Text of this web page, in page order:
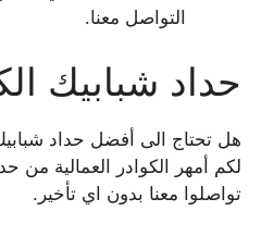
التواصل معنا.
حداد شبابيك
هل تحتاج الى أفضل حداد
لكم أمهر الكوادر العمالية من
تواصلوا معنا بدون اي تأخير.